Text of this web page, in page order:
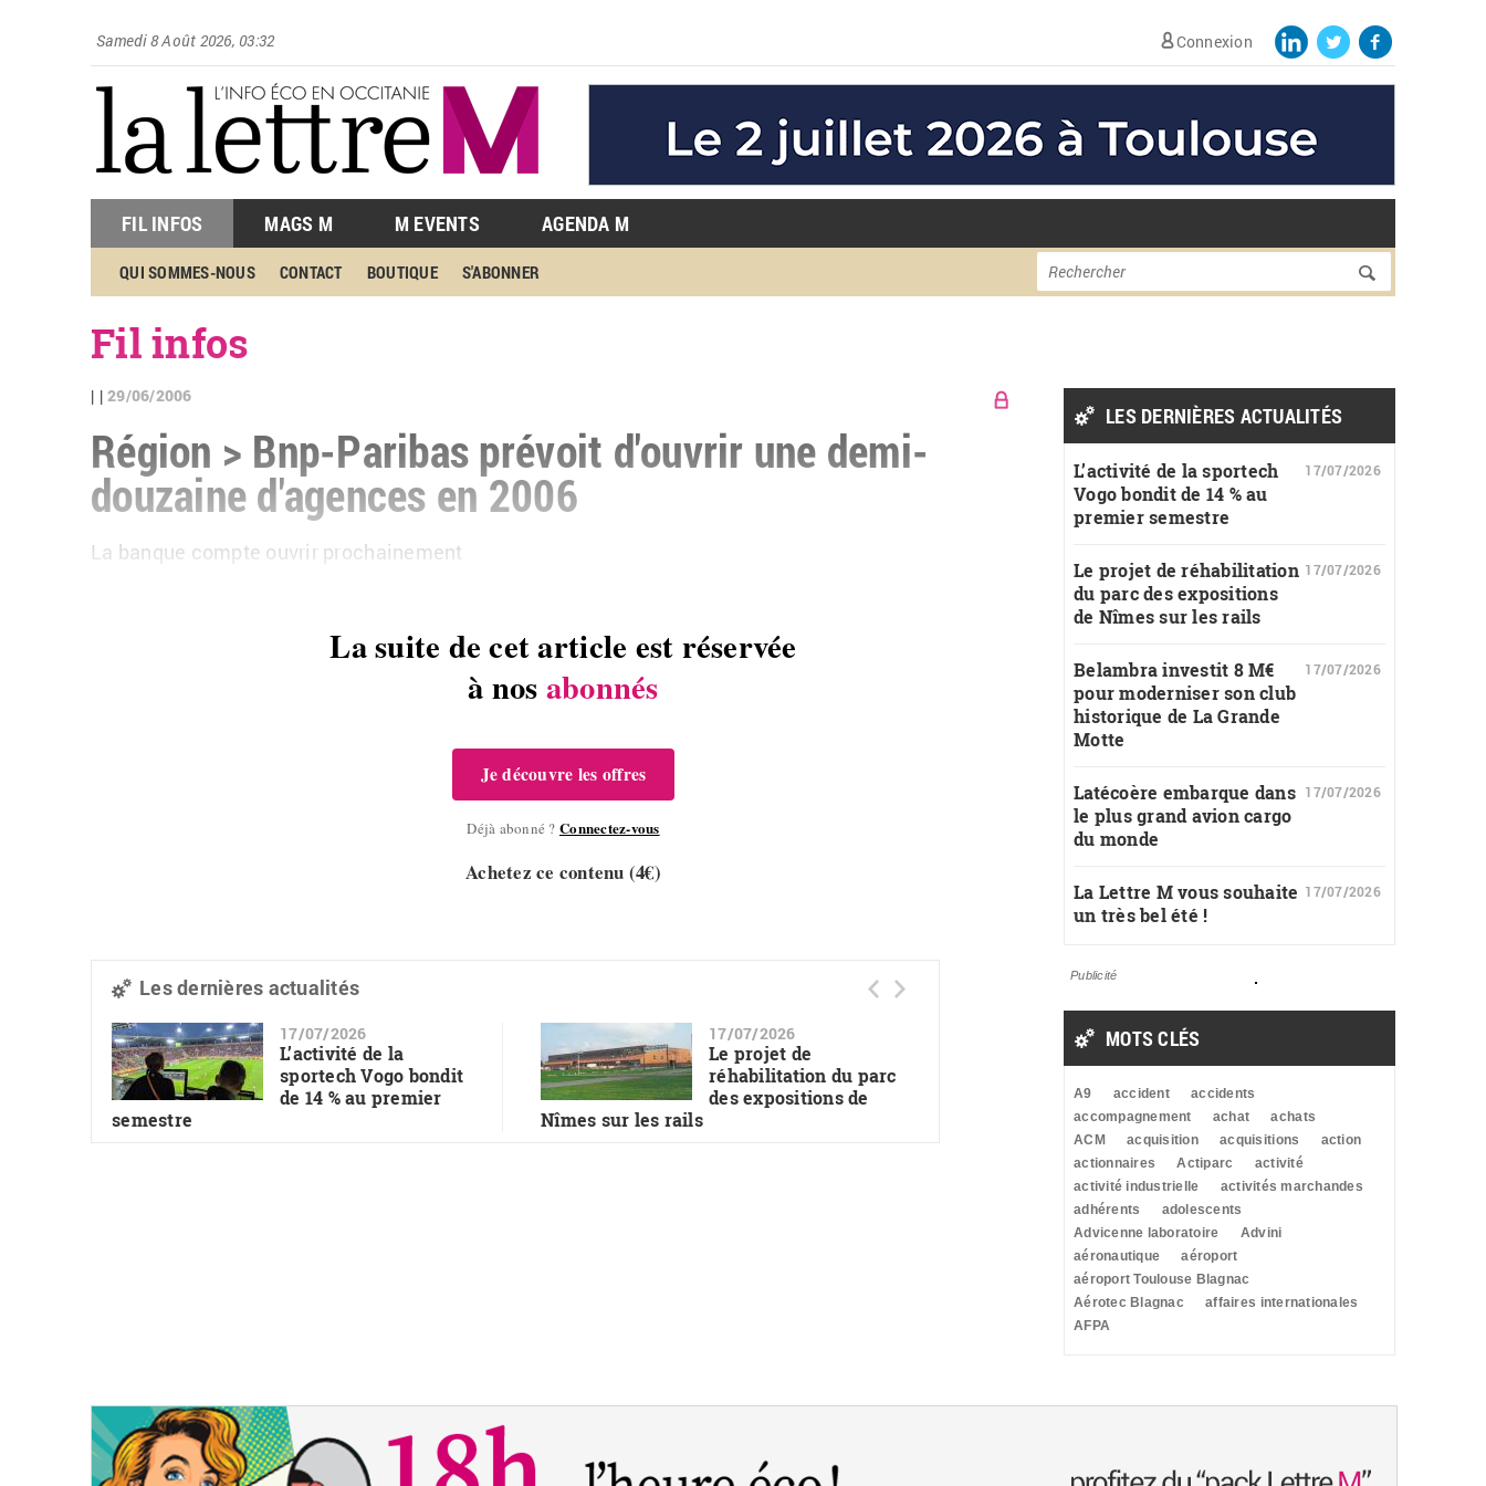
Samedi 8 Août 2026, 03:32 Connexion
FIL INFOS MAGS M M EVENTS AGENDA M
QUI SOMMES-NOUS CONTACT BOUTIQUE S'ABONNER Formulaire de
Rechercher
Fil infos
| |29/06/2006
Région > Bnp-Paribas prévoit d'ouvrir une demi-
douzaine d'agences en 2006
La banque compte ouvrir prochainement
La suite de cet article est réservée
à nosabonnés
Je découvre les offres
Déjà abonné ? Connectez-vous
Achetez ce contenu (4€)
Les dernières actualités
17/07/2026
L’activité de la
sportech Vogo bondit
de 14 % au premier
semestre
17/07/2026
Le projet de
réhabilitation du parc
des expositions de
Nîmes sur les rails
LES DERNIÈRES ACTUALITÉS
L’activité de la sportech
Vogo bondit de 14 % au
premier semestre
17/07/2026
Le projet de réhabilitation
du parc des expositions
de Nîmes sur les rails
17/07/2026
Belambra investit 8 M€
pour moderniser son club
historique de La Grande
Motte
17/07/2026
Latécoère embarque dans
le plus grand avion cargo
du monde
17/07/2026
La Lettre M vous souhaite
un très bel été !
17/07/2026
Publicité
MOTS CLÉS
A9 accident
accidents
accompagnement
achat
achats
ACM
acquisition acquisitions
action
actionnaires
Actiparc
activité
activité industrielle
activités marchandes
adhérents
adolescents
Advicenne laboratoire
Advini
aéronautique
aéroport
aéroport Toulouse Blagnac
Aérotec Blagnac
affaires internationales
AFPA